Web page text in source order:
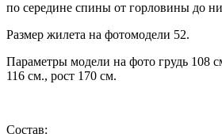
по середине спины от горловины до
Размер жилета на фотомодели 52.
Параметры модели на фото грудь 108
116 см., рост 170 см.
Состав: